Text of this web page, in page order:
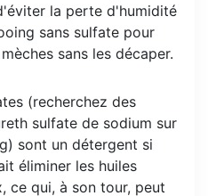
la perte d'humidité
sans sulfate pour
sans les décaper.
(recherchez des
sulfate de sodium sur
sont un détergent si
éliminer les huiles
ce qui, à son tour, peut